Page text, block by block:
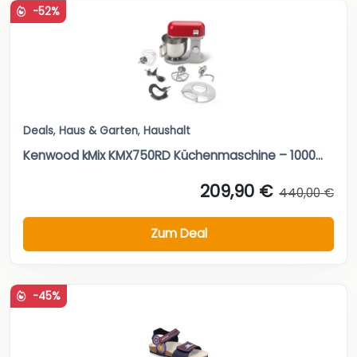
-52%
Deals, Haus & Garten, Haushalt
Kenwood kMix KMX750RD Küchenmaschine – 1000...
209,90 € 440,00 €
Zum Deal
-45%